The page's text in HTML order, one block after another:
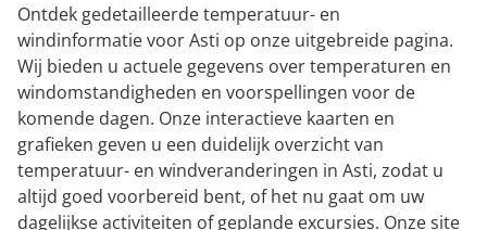
Ontdek gedetailleerde temperatuur- en
windinformatie voor Asti op onze uitgebreide pagina.
Wij bieden u actuele gegevens over temperaturen en
windomstandigheden en voorspellingen voor de
komende dagen. Onze interactieve kaarten en
grafieken geven u een duidelijk overzicht van
temperatuur- en windveranderingen in Asti, zodat u
altijd goed voorbereid bent, of het nu gaat om uw
dagelijkse activiteiten of geplande excursies. Onze site